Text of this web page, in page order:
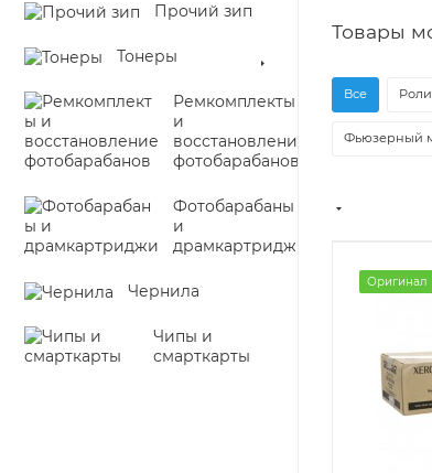
Прочий зип
Тонеры
Ремкомплекты
и
восстановление
фотобарабанов
Фотобарабаны
и
драмкартриджи
Чернила
Чипы и
смарткарты
Товары
Все
Фьюзерный
Оригинал